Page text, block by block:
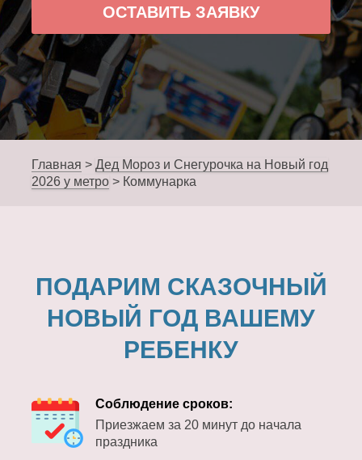
ОСТАВИТЬ ЗАЯВКУ
Главная > Дед Мороз и Снегурочка на Новый год
2026 у метро > Коммунарка
ПОДАРИМ СКАЗОЧНЫЙ
НОВЫЙ ГОД ВАШЕМУ
РЕБЕНКУ
Соблюдение сроков:
Приезжаем за 20 минут до начала
праздника